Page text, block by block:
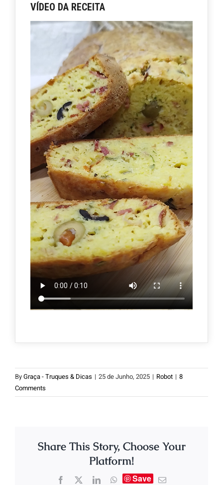
VÍDEO DA RECEITA
ByGraça - Truques & Dicas | 25 de Junho, 2025 | Robot | 8
Comments
Share This Story, Choose Your
Platform!
Save